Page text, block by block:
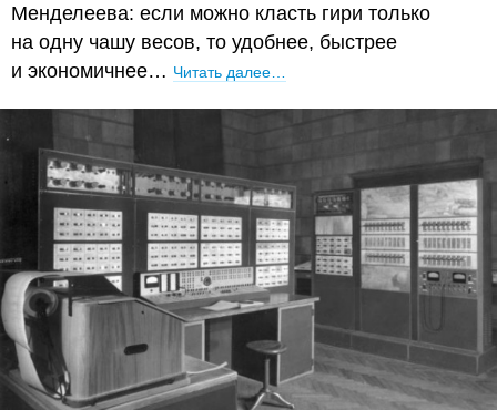
Менделеева: если можно класть гири только
на одну чашу весов, то удобнее, быстрее
и экономичнее… Читать далее…